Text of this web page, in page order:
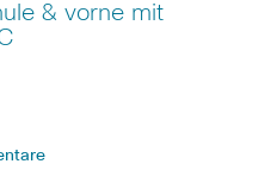
& vorne mit